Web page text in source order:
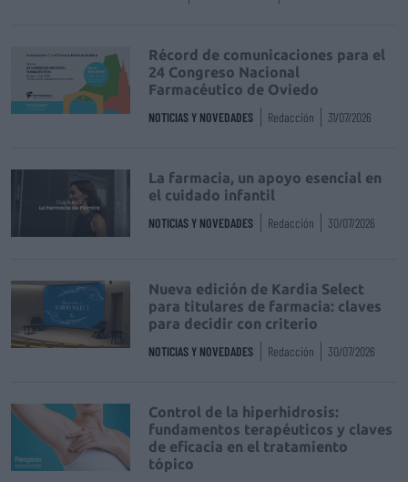
Récord de comunicaciones para el
24 Congreso Nacional
Farmacéutico de Oviedo
NOTICIAS Y NOVEDADES Redacción 31/07/2026
La farmacia, un apoyo esencial en
el cuidado infantil
NOTICIAS Y NOVEDADES Redacción 30/07/2026
Nueva edición de Kardia Select
para titulares de farmacia: claves
para decidir con criterio
NOTICIAS Y NOVEDADES Redacción 30/07/2026
Control de la hiperhidrosis:
fundamentos terapéuticos y claves
de eficacia en el tratamiento
tópico